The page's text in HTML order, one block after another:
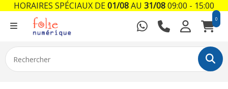
0
HORAIRES SPÉCIAUX DE01/08AU 31/0809:00 - 15:00